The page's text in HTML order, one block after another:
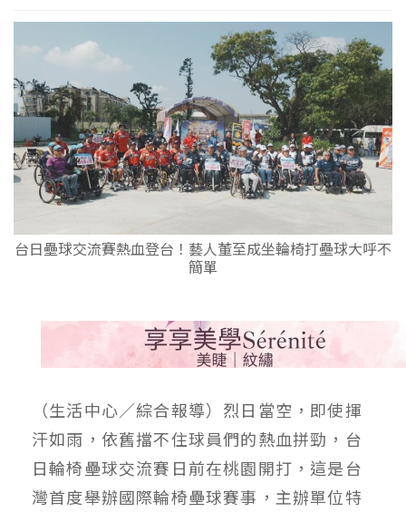
台日壘球交流賽熱血登台！藝人董至成坐輪椅打壘球大呼不
簡單
（生活中心／綜合報導）烈日當空，即使揮
汗如雨，依舊擋不住球員們的熱血拼勁，台
日輪椅壘球交流賽日前在桃園開打，這是台
灣首度舉辦國際輪椅壘球賽事，主辦單位特